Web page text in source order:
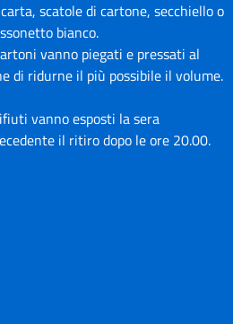
scatole di cartone, secchiello o
bianco.
vanno piegati e pressati al
di ridurne il più possibile il volume.
vanno esposti la sera
il ritiro dopo le ore 20.00.